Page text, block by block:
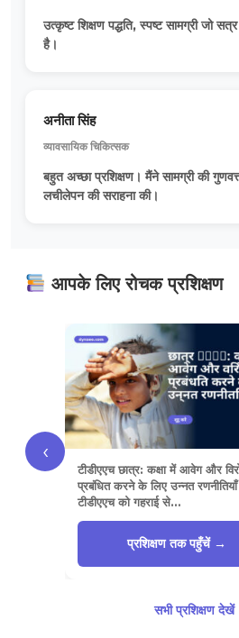
उत्कृष्ट शिक्षण पद्धति, स्पष्ट सामग्री जो
है।
अनीता सिंह
व्यावसायिक चिकित्सक
बहुत अच्छा प्रशिक्षण। मैंने सामग्री की
लचीलेपन की सराहना की।
आपके लिए रोचक प्रशिक्षण
‹
टीडीएएच छात्र: कक्षा में आवेग और
प्रबंधित करने के लिए उन्नत रणनीतियाँ
टीडीएएच को गहराई से…
प्रशिक्षण तक पहुँचें →
सभी प्रशिक्षण